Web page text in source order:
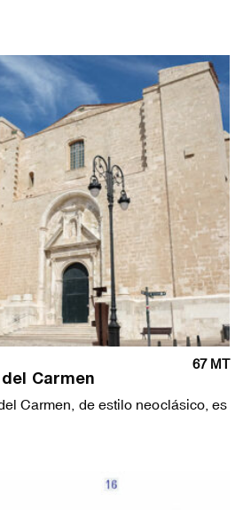
67 MT
Carmen
Carmen, de estilo neoclásico, es